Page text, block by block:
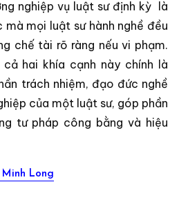
nghiệp vụ luật sư định kỳ là
mọi luật sư hành nghề đều
chế tài rõ ràng nếu vi phạm.
hai khía cạnh này chính là
trách nhiệm, đạo đức nghề
của một luật sư, góp phần
tư pháp công bằng và hiệu
Long